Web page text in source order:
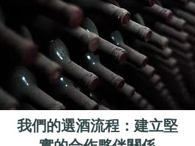
我們的選酒流程：建立堅